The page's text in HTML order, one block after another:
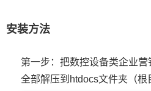
安装方法
第一步：把数控设备类企业
全部解压到htdocs文件夹（根